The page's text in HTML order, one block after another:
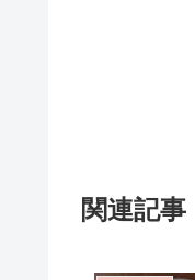
関連記事